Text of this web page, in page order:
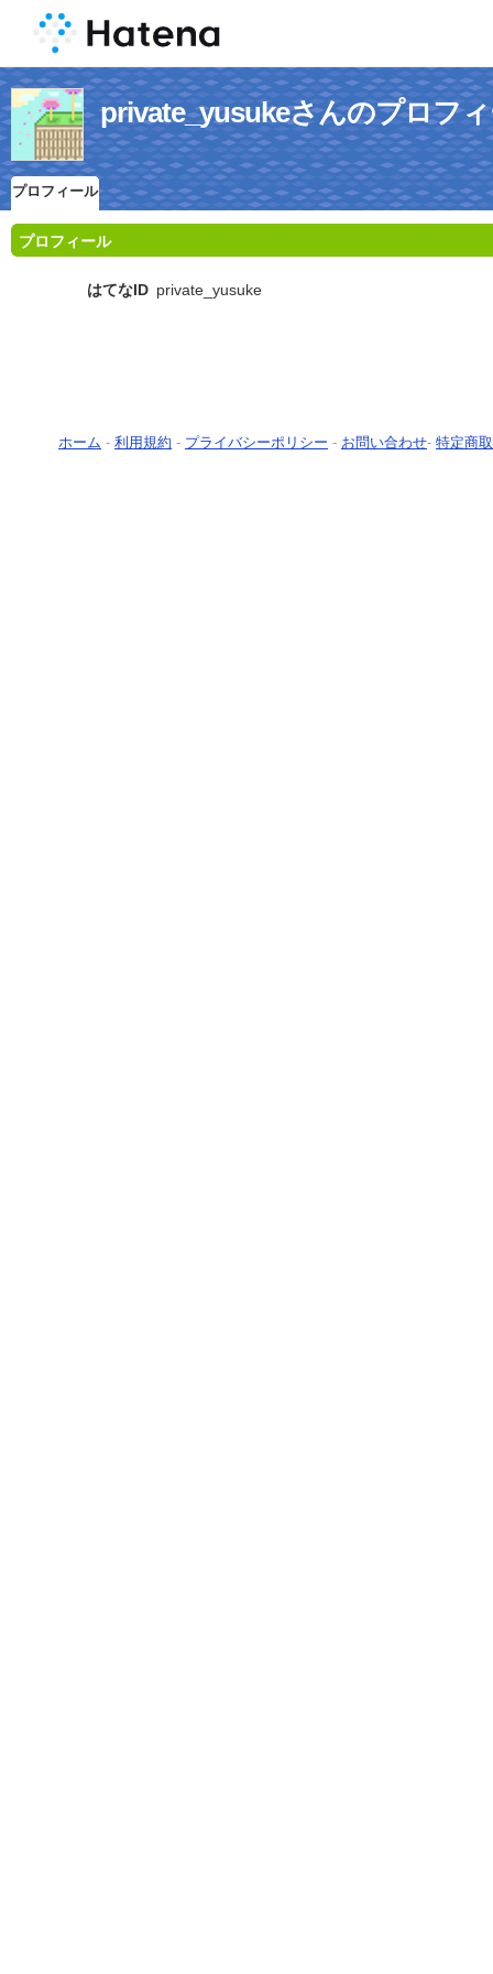
private_yusukeさんのプロフ
プロフィール
プロフィール
はてなID private_yusuke
ホーム - 利用規約 - プライバシーポリシー - お問い合わせ- 特定商